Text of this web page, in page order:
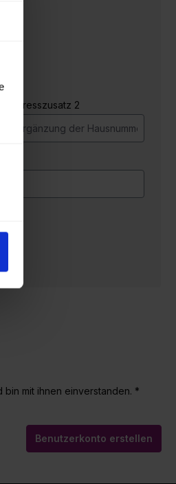
Adresszusatz 2
gelesen und bin mit ihnen einverstanden. *
Benutzerkonto erstellen